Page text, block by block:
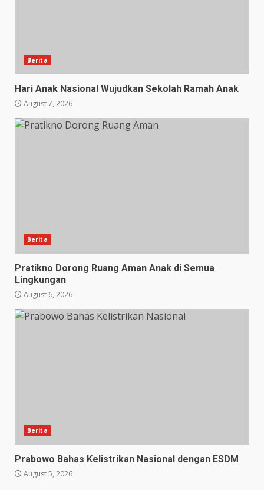
Berita
Hari Anak Nasional Wujudkan Sekolah Ramah Anak
August 7, 2026
Berita
Pratikno Dorong Ruang Aman Anak di Semua
Lingkungan
August 6, 2026
Berita
Prabowo Bahas Kelistrikan Nasional dengan ESDM
August 5, 2026